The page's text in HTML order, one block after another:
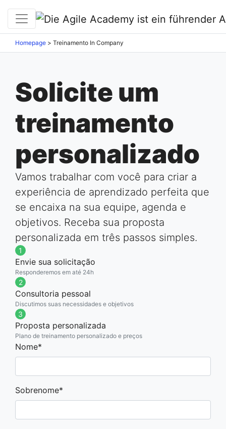
Homepage > Treinamento In Company
Solicite um
treinamento
personalizado
Vamos trabalhar com você para criar a
experiência de aprendizado perfeita que
se encaixa na sua equipe, agenda e
objetivos. Receba sua proposta
personalizada em três passos simples.
1
Envie sua solicitação
Responderemos em até 24h
2
Consultoria pessoal
Discutimos suas necessidades e objetivos
3
Proposta personalizada
Plano de treinamento personalizado e preços
Nome*
Sobrenome*